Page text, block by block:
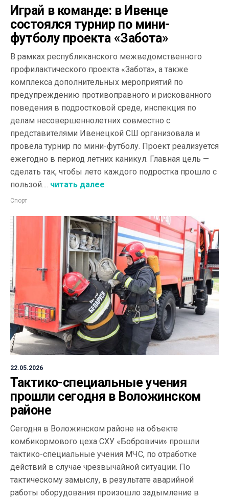
Играй в команде: в Ивенце
состоялся турнир по мини-
футболу проекта «Забота»
В рамках республиканского межведомственного
профилактического проекта «Забота», а также
комплекса дополнительных мероприятий по
предупреждению противоправного и рискованного
поведения в подростковой среде, инспекция по
делам несовершеннолетних совместно с
представителями Ивенецкой СШ организовала и
провела турнир по мини-футболу. Проект реализуется
ежегодно в период летних каникул. Главная цель —
сделать так, чтобы лето каждого подростка прошло с
пользой.... читать далее
Спорт
22.05.2026
Тактико-специальные учения
прошли сегодня в Воложинском
районе
Сегодня в Воложинском районе на объекте
комбикормового цеха СХУ «Бобровичи» прошли
тактико-специальные учения МЧС, по отработке
действий в случае чрезвычайной ситуации. По
тактическому замыслу, в результате аварийной
работы оборудования произошло задымление в